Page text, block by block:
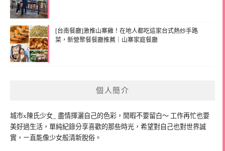
[台南餐廳]激推山寨雞！在地人都吃這家台式熱炒手路
菜，新營聚餐餐廳推薦｜山寨家庭餐廳
個人簡介
城市x陳氏少女_ 盡情揮灑自己的色彩，閒暇不要留白～ 工作再忙也要
美好過生活，單純紀錄分享喜歡的那些時光，希望對自己也對世界誠
實，ㄧ直能像少女般清新脫俗。